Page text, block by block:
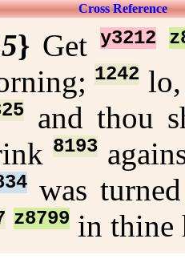
Cross Reference
}Get y3212
1242
and thou
8193
was
z8799 in thine